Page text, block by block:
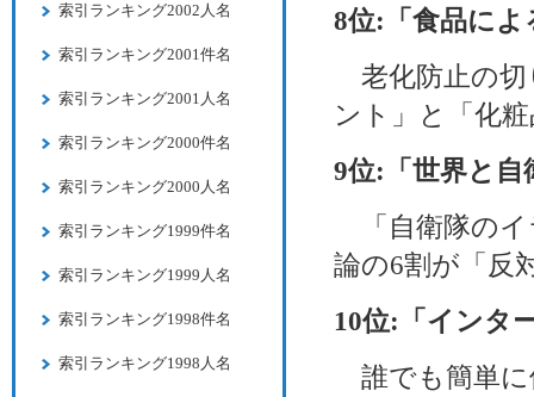
8位:「食品によ
老化防止の切
ント」と「化
9位:「世界と自
「自衛隊のイ
論の6割が「反
10位:「インタ
誰でも簡単に
索引ランキング2002人名
索引ランキング2001件名
索引ランキング2001人名
索引ランキング2000件名
索引ランキング2000人名
索引ランキング1999件名
索引ランキング1999人名
索引ランキング1998件名
索引ランキング1998人名